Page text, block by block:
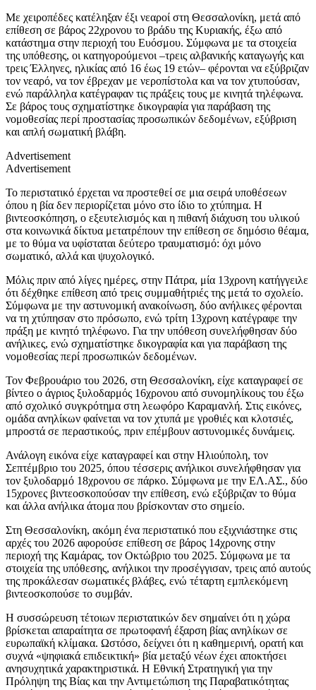
Με χειροπέδες κατέληξαν έξι νεαροί στη Θεσσαλονίκη, μετά από
επίθεση σε βάρος 22χρονου το βράδυ της Κυριακής, έξω από
κατάστημα στην περιοχή του Ευόσμου. Σύμφωνα με τα στοιχεία
της υπόθεσης, οι κατηγορούμενοι –τρεις αλβανικής καταγωγής και
τρεις Έλληνες, ηλικίας από 16 έως 19 ετών– φέρονται να εξύβριζαν
τον νεαρό, να τον έβρεχαν με νεροπίστολα και να τον χτυπούσαν,
ενώ παράλληλα κατέγραφαν τις πράξεις τους με κινητά τηλέφωνα.
Σε βάρος τους σχηματίστηκε δικογραφία για παράβαση της
νομοθεσίας περί προστασίας προσωπικών δεδομένων, εξύβριση
και απλή σωματική βλάβη.
Advertisement
Advertisement
Το περιστατικό έρχεται να προστεθεί σε μια σειρά υποθέσεων
όπου η βία δεν περιορίζεται μόνο στο ίδιο το χτύπημα. Η
βιντεοσκόπηση, ο εξευτελισμός και η πιθανή διάχυση του υλικού
στα κοινωνικά δίκτυα μετατρέπουν την επίθεση σε δημόσιο θέαμα,
με το θύμα να υφίσταται δεύτερο τραυματισμό: όχι μόνο
σωματικό, αλλά και ψυχολογικό.
Μόλις πριν από λίγες ημέρες, στην Πάτρα, μία 13χρονη κατήγγειλε
ότι δέχθηκε επίθεση από τρεις συμμαθήτριές της μετά το σχολείο.
Σύμφωνα με την αστυνομική ανακοίνωση, δύο ανήλικες φέρονται
να τη χτύπησαν στο πρόσωπο, ενώ τρίτη 13χρονη κατέγραφε την
πράξη με κινητό τηλέφωνο. Για την υπόθεση συνελήφθησαν δύο
ανήλικες, ενώ σχηματίστηκε δικογραφία και για παράβαση της
νομοθεσίας περί προσωπικών δεδομένων.
Τον Φεβρουάριο του 2026, στη Θεσσαλονίκη, είχε καταγραφεί σε
βίντεο ο άγριος ξυλοδαρμός 16χρονου από συνομηλίκους του έξω
από σχολικό συγκρότημα στη λεωφόρο Καραμανλή. Στις εικόνες,
ομάδα ανηλίκων φαίνεται να τον χτυπά με γροθιές και κλοτσιές,
μπροστά σε περαστικούς, πριν επέμβουν αστυνομικές δυνάμεις.
Ανάλογη εικόνα είχε καταγραφεί και στην Ηλιούπολη, τον
Σεπτέμβριο του 2025, όπου τέσσερις ανήλικοι συνελήφθησαν για
τον ξυλοδαρμό 18χρονου σε πάρκο. Σύμφωνα με την ΕΛ.ΑΣ., δύο
15χρονες βιντεοσκοπούσαν την επίθεση, ενώ εξύβριζαν το θύμα
και άλλα ανήλικα άτομα που βρίσκονταν στο σημείο.
Στη Θεσσαλονίκη, ακόμη ένα περιστατικό που εξιχνιάστηκε στις
αρχές του 2026 αφορούσε επίθεση σε βάρος 14χρονης στην
περιοχή της Καμάρας, τον Οκτώβριο του 2025. Σύμφωνα με τα
στοιχεία της υπόθεσης, ανήλικοι την προσέγγισαν, τρεις από αυτούς
της προκάλεσαν σωματικές βλάβες, ενώ τέταρτη εμπλεκόμενη
βιντεοσκοπούσε το συμβάν.
Η συσσώρευση τέτοιων περιστατικών δεν σημαίνει ότι η χώρα
βρίσκεται απαραίτητα σε πρωτοφανή έξαρση βίας ανηλίκων σε
ευρωπαϊκή κλίμακα. Ωστόσο, δείχνει ότι η καθημερινή, ορατή και
συχνά «ψηφιακά επιδεικτική» βία μεταξύ νέων έχει αποκτήσει
ανησυχητικά χαρακτηριστικά. Η Εθνική Στρατηγική για την
Πρόληψη της Βίας και την Αντιμετώπιση της Παραβατικότητας